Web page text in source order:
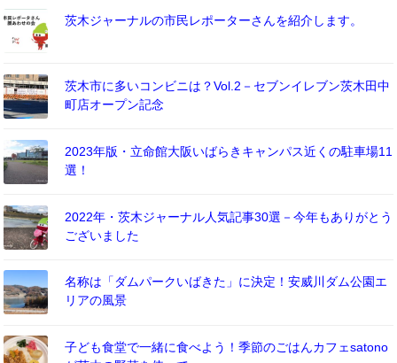
茨木ジャーナルの市民レポーターさんを紹介します。
茨木市に多いコンビニは？Vol.2－セブンイレブン茨木田中
町店オープン記念
2023年版・立命館大阪いばらきキャンパス近くの駐車場11
選！
2022年・茨木ジャーナル人気記事30選－今年もありがとう
ございました
名称は「ダムパークいばきた」に決定！安威川ダム公園エ
リアの風景
子ども食堂で一緒に食べよう！季節のごはんカフェsatono